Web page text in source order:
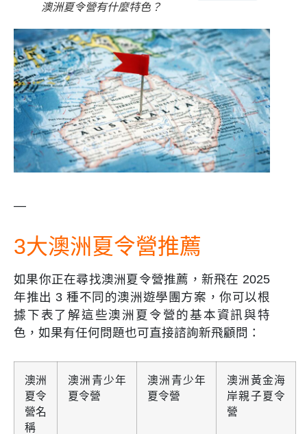
澳洲夏令營有什麼特色？
—
3大澳洲夏令營推薦
如果你正在尋找澳洲夏令營推薦，新飛在 2025
年推出 3 種不同的澳洲遊學團方案，你可以根
據下表了解這些澳洲夏令營的基本資訊與特
色，如果有任何問題也可直接諮詢新飛顧問：
澳洲
夏令
營名
稱
澳洲青少年
夏令營
澳洲青少年
夏令營
澳洲黃金海
岸親子夏令
營